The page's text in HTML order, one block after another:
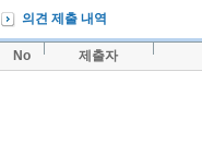
의견 제출 내역
No 제출자